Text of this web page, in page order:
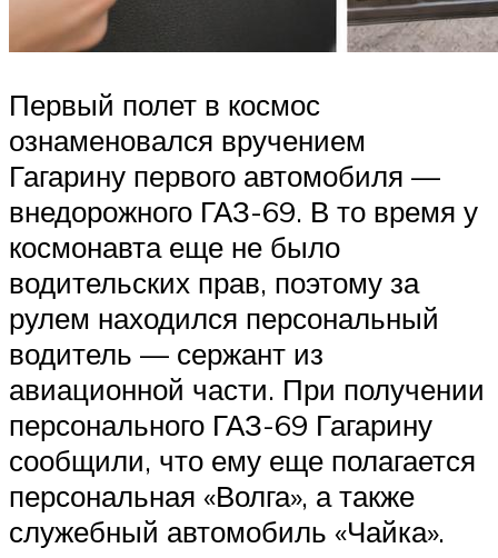
Первый полет в космос
ознаменовался вручением
Гагарину первого автомобиля —
внедорожного ГАЗ-69. В то время у
космонавта еще не было
водительских прав, поэтому за
рулем находился персональный
водитель — сержант из
авиационной части. При получении
персонального ГАЗ-69 Гагарину
сообщили, что ему еще полагается
персональная «Волга», а также
служебный автомобиль «Чайка».